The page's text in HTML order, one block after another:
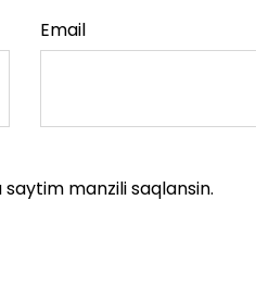
Email
manzili saqlansin.